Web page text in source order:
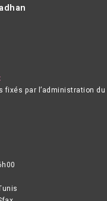
fixés par l’administration